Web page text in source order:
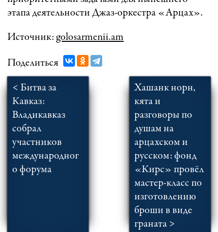
этапа деятельности Джаз-оркестра «Арцах».
Источник: golosarmenii.am
Поделиться
< Битва за
Кавказ:
Владикавказ
собрал
участников
международног
о форума
Хашанк норн,
кята и
разговоры по
душам на
арцахском и
русском: фонд
«Кирс» провёл
мастер-класс по
изготовлению
броши в виде
граната >